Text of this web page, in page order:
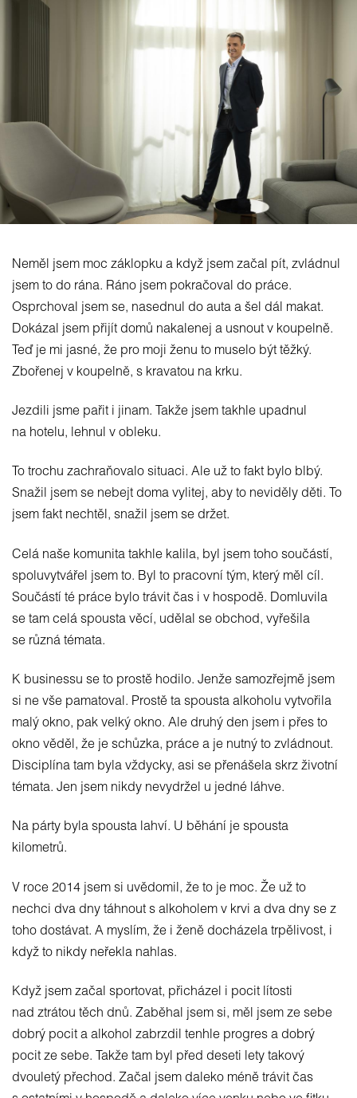
Neměl jsem moc záklopku a když jsem začal pít, zvládnul
jsem to do rána. Ráno jsem pokračoval do práce.
Osprchoval jsem se, nasednul do auta a šel dál makat.
Dokázal jsem přijít domů nakalenej a usnout v koupelně.
Teď je mi jasné, že pro moji ženu to muselo být těžký.
Zbořenej v koupelně, s kravatou na krku.
Jezdili jsme pařit i jinam. Takže jsem takhle upadnul
na hotelu, lehnul v obleku.
To trochu zachraňovalo situaci. Ale už to fakt bylo blbý.
Snažil jsem se nebejt doma vylitej, aby to neviděly děti. To
jsem fakt nechtěl, snažil jsem se držet.
Celá naše komunita takhle kalila, byl jsem toho součástí,
spoluvytvářel jsem to. Byl to pracovní tým, který měl cíl.
Součástí té práce bylo trávit čas i v hospodě. Domluvila
se tam celá spousta věcí, udělal se obchod, vyřešila
se různá témata.
K businessu se to prostě hodilo. Jenže samozřejmě jsem
si ne vše pamatoval. Prostě ta spousta alkoholu vytvořila
malý okno, pak velký okno. Ale druhý den jsem i přes to
okno věděl, že je schůzka, práce a je nutný to zvládnout.
Disciplína tam byla vždycky, asi se přenášela skrz životní
témata. Jen jsem nikdy nevydržel u jedné láhve.
Na párty byla spousta lahví. U běhání je spousta
kilometrů.
V roce 2014 jsem si uvědomil, že to je moc. Že už to
nechci dva dny táhnout s alkoholem v krvi a dva dny se z
toho dostávat. A myslím, že i ženě docházela trpělivost, i
když to nikdy neřekla nahlas.
Když jsem začal sportovat, přicházel i pocit lítosti
nad ztrátou těch dnů. Zaběhal jsem si, měl jsem ze sebe
dobrý pocit a alkohol zabrzdil tenhle progres a dobrý
pocit ze sebe. Takže tam byl před deseti lety takový
dvouletý přechod. Začal jsem daleko méně trávit čas